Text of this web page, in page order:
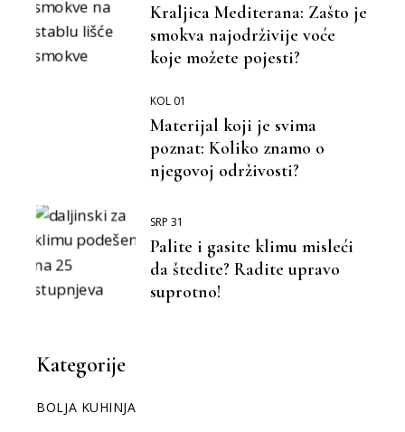
Kraljica Mediterana: Zašto je
smokva najodrživije voće
koje možete pojesti?
KOL 01
Materijal koji je svima
poznat: Koliko znamo o
njegovoj održivosti?
SRP 31
Palite i gasite klimu misleći
da štedite? Radite upravo
suprotno!
Kategorije
BOLJA KUHINJA